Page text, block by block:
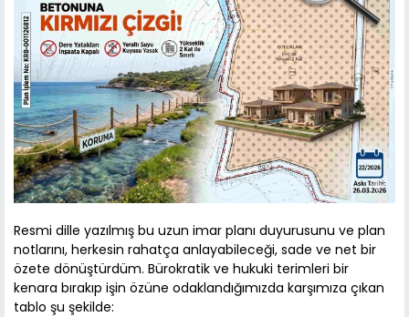
Resmi dille yazılmış bu uzun imar planı duyurusunu ve plan
notlarını, herkesin rahatça anlayabileceği, sade ve net bir
özete dönüştürdüm. Bürokratik ve hukuki terimleri bir
kenara bırakıp işin özüne odaklandığımızda karşımıza çıkan
tablo şu şekilde: